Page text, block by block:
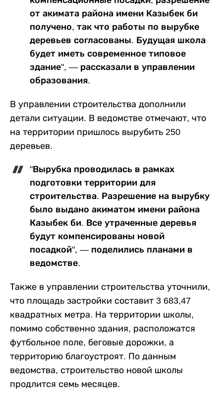
от акимата района имени Казыбек би
получено, так что работы по вырубке
деревьев согласованы. Будущая школа
будет иметь современное типовое
здание", — рассказали в управлении
образования.
В управлении строительства дополнили
детали ситуации. В ведомстве отмечают, что
на территории пришлось вырубить 250
деревьев.
"Вырубка проводилась в рамках
подготовки территории для
строительства. Разрешение на вырубку
было выдано акиматом имени района
Казыбек би. Все утраченные деревья
будут компенсированы новой
посадкой", — поделились планами в
ведомстве.
Также в управлении строительства уточнили,
что площадь застройки составит 3 683,47
квадратных метра. На территории школы,
помимо собственно здания, расположатся
футбольное поле, беговые дорожки, а
территорию благоустроят. По данным
ведомства, строительство новой школы
продлится семь месяцев.